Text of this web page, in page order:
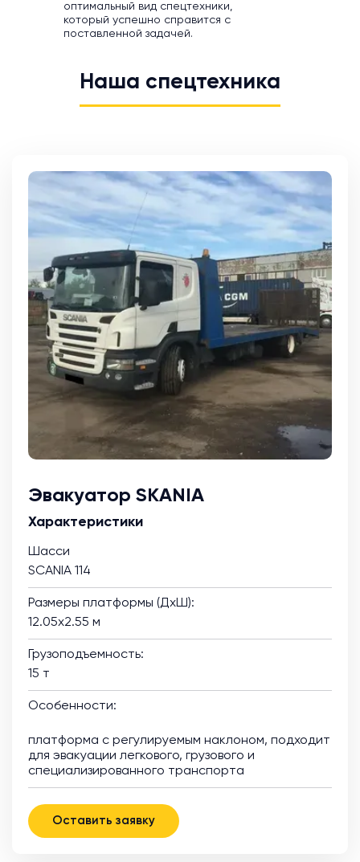
оптимальный вид спецтехники,
который успешно справится с
поставленной задачей.
Наша спецтехника
Эвакуатор SKANIA
Характеристики
Шасси
SCANIA 114
Размеры платформы (ДхШ):
12.05х2.55 м
Грузоподъемность:
15 т
Особенности:
платформа с регулируемым наклоном, подходит
для эвакуации легкового, грузового и
специализированного транспорта
Оставить заявку